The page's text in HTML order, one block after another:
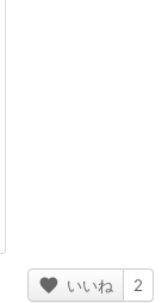
いいね 2